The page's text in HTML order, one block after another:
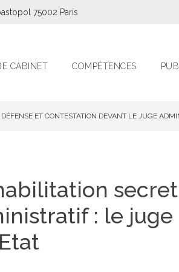
75002 Paris
CABINET COMPÉTENCES
DÉFENSE ET CONTESTATION DEVANT LE JUGE
: le